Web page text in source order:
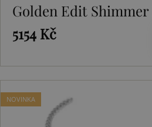
Golden Edit Shimmer
5154 Kč
NOVINKA